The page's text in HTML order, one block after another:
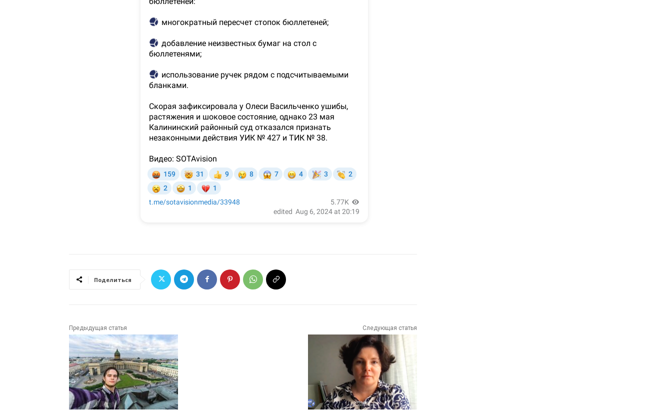
Поделиться
Предыдущая статья Следующая статья